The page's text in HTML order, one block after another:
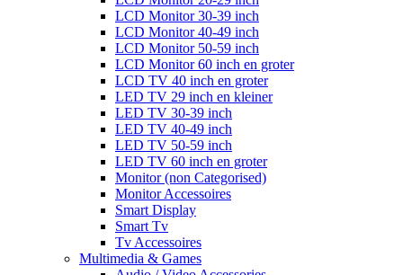
LCD Monitor 30-39 inch
LCD Monitor 40-49 inch
LCD Monitor 50-59 inch
LCD Monitor 60 inch en groter
LCD TV 40 inch en groter
LED TV 29 inch en kleiner
LED TV 30-39 inch
LED TV 40-49 inch
LED TV 50-59 inch
LED TV 60 inch en groter
Monitor (non Categorised)
Monitor Accessoires
Smart Display
Smart Tv
Tv Accessoires
Multimedia & Games